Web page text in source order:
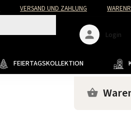
VERSAND UND ZAHLUNG
Login
FEIERTAGSKOLLEKTION